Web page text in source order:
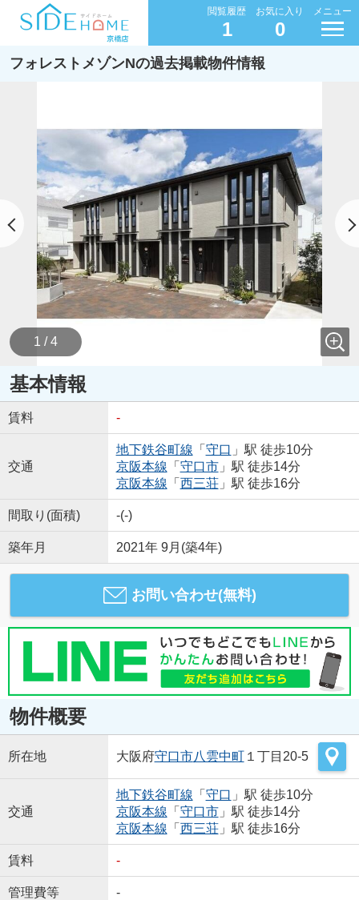
閲覧履歴
1
お気に入り
0
メニュー
フォレストメゾンNの過去掲載物件情報
1 / 4
基本情報
賃料 -
交通
地下鉄谷町線 「 守口 」駅 徒歩10分
京阪本線 「 守口市」駅 徒歩14分
京阪本線 「 西三荘」駅 徒歩16分
間取り(面積) -(-)
築年月 2021年 9月(築4年)
お問い合わせ(無料)
物件概要
所在地 大阪府守口市八雲中町１丁目20-5
交通
地下鉄谷町線 「 守口 」駅 徒歩10分
京阪本線 「 守口市」駅 徒歩14分
京阪本線 「 西三荘」駅 徒歩16分
賃料 -
管理費等 -